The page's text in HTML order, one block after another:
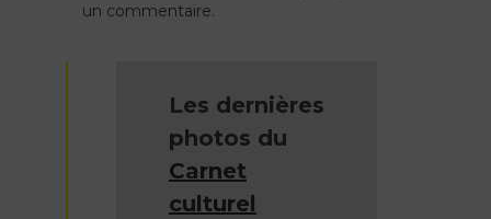
l’article
un commentaire.
Les dernières
photos du
Carnet
culturel